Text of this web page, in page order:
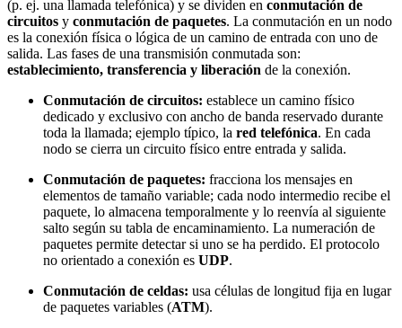
(p. ej. una llamada telefónica) y se dividen en conmutación de
circuitos y conmutación de paquetes. La conmutación en un nodo
es la conexión física o lógica de un camino de entrada con uno de
salida. Las fases de una transmisión conmutada son:
establecimiento, transferencia y liberación de la conexión.
Conmutación de circuitos: establece un camino físico
dedicado y exclusivo con ancho de banda reservado durante
toda la llamada; ejemplo típico, la red telefónica. En cada
nodo se cierra un circuito físico entre entrada y salida.
Conmutación de paquetes: fracciona los mensajes en
elementos de tamaño variable; cada nodo intermedio recibe el
paquete, lo almacena temporalmente y lo reenvía al siguiente
salto según su tabla de encaminamiento. La numeración de
paquetes permite detectar si uno se ha perdido. El protocolo
no orientado a conexión es UDP.
Conmutación de celdas: usa células de longitud fija en lugar
de paquetes variables (ATM).